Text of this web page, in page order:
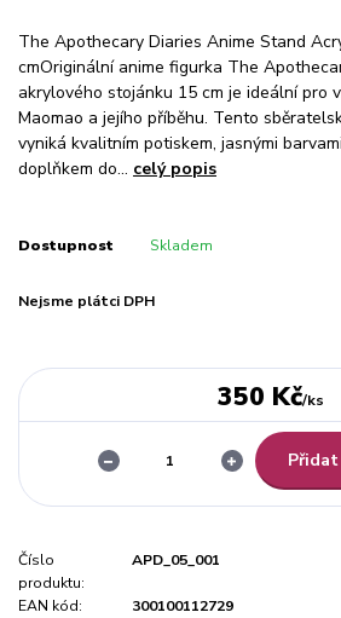
The Apothecary Diaries Anime Stand
cmOriginální anime figurka The
akrylového stojánku 15 cm je ideální pro
Maomao a jejího příběhu. Tento
vyniká kvalitním potiskem, jasnými
doplňkem do... celý popis
Dostupnost Skladem
Nejsme plátci DPH
350 Kč/ks
Číslo
produktu:
APD_05_001
EAN kód:
300100112729